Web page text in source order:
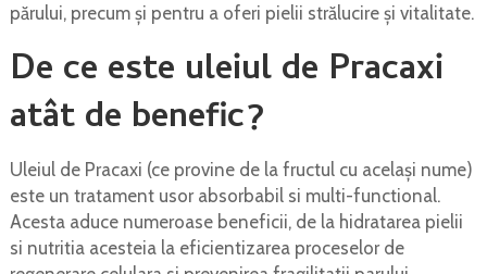
părului, precum și pentru a oferi pielii strălucire și vitalitate.
De ce este uleiul de Pracaxi
atât de benefic?
Uleiul de Pracaxi (ce provine de la fructul cu acelaşi nume)
este un tratament usor absorbabil si multi-functional.
Acesta aduce numeroase beneficii, de la hidratarea pielii
si nutritia acesteia la eficientizarea proceselor de